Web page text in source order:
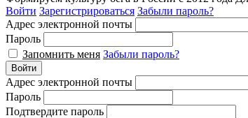
Войти Зарегистрироваться Забыли пароль?
Адрес электронной почты
Пароль
Запомнить меня Забыли пароль?
Войти
Адрес электронной почты
Пароль
Подтвердите пароль